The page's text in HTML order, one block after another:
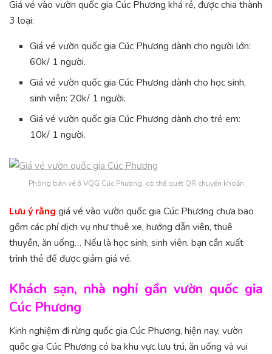
Giá vé vào vườn quốc gia Cúc Phương khá rẻ, được chia thành
3 loại:
Giá vé vườn quốc gia Cúc Phương dành cho người lớn:
60k/ 1 người.
Giá vé vườn quốc gia Cúc Phương dành cho học sinh,
sinh viên: 20k/ 1 người.
Giá vé vườn quốc gia Cúc Phương dành cho trẻ em:
10k/ 1 người.
Phòng bán vé ở VQG Cúc Phương, có thể quét QR chuyển khoản
Lưu ý rằng giá vé vào vườn quốc gia Cúc Phương chưa bao
gồm các phí dịch vụ như thuê xe, hướng dẫn viên, thuê
thuyền, ăn uống… Nếu là học sinh, sinh viên, bạn cần xuất
trình thẻ để được giảm giá vé.
Khách sạn, nhà nghỉ gần vườn quốc gia
Cúc Phương
Kinh nghiệm đi rừng quốc gia Cúc Phương, hiện nay, vườn
quốc gia Cúc Phương có ba khu vực lưu trú, ăn uống và vui